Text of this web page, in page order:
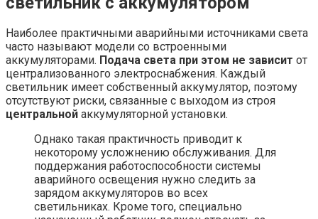
Наиболее практичными аварийными источниками света
часто называют модели со встроенными
аккумуляторами. Подача света при этом не зависит от
централизованного электроснабжения. Каждый
светильник имеет собственный аккумулятор, поэтому
отсутствуют риски, связанные с выходом из строя
центральной аккумуляторной установки.
Однако такая практичность приводит к
некоторому усложнению обслуживания. Для
поддержания работоспособности системы
аварийного освещения нужно следить за
зарядом аккумуляторов во всех
светильниках. Кроме того, специально